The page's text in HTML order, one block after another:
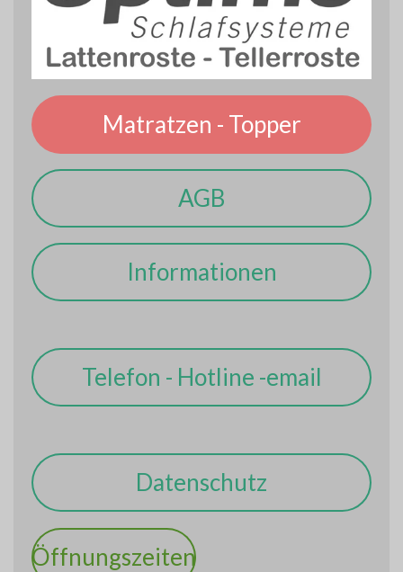
Matratzen - Topper
AGB
Informationen
Telefon - Hotline -email
Datenschutz
Öffnungszeiten